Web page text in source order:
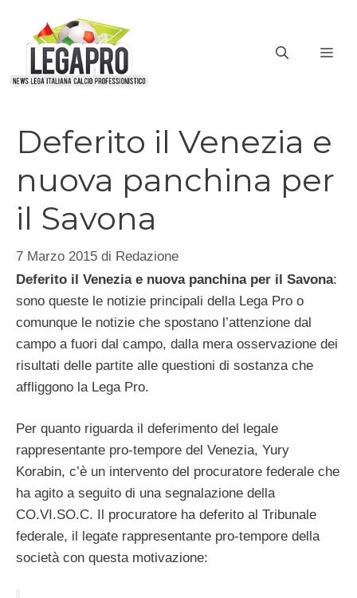
contenuto
Deferito il Venezia e
nuova panchina per
il Savona
7 Marzo 2015 di Redazione
Deferito il Venezia e nuova panchina per il Savona:
sono queste le notizie principali della Lega Pro o
comunque le notizie che spostano l’attenzione dal
campo a fuori dal campo, dalla mera osservazione dei
risultati delle partite alle questioni di sostanza che
affliggono la Lega Pro.
Per quanto riguarda il deferimento del legale
rappresentante pro-tempore del Venezia, Yury
Korabin, c’è un intervento del procuratore federale che
ha agito a seguito di una segnalazione della
CO.VI.SO.C. Il procuratore ha deferito al Tribunale
federale, il legate rappresentante pro-tempore della
società con questa motivazione: